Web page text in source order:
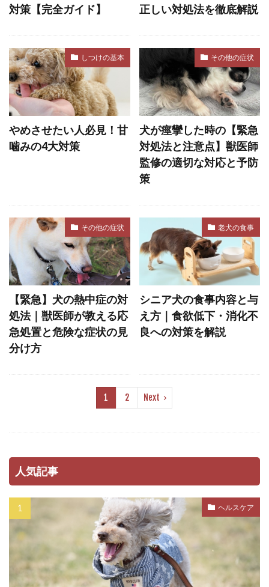
ペットシッター
ペットシーツ
ホエールアイ
ホリホリ
ホルモン
ホルモンバランス
ホームケア
ボディコンディションスコア
ボディランゲージ
ボディーランゲージ
ポイント
ポジティブ
ポジティブトレーニング
ポジティブループ
ポジティブ・トレーニング
マズルコントロール
マダニ
マッサージ
マテ
マナー
マナーウェア
マナーベルト
マネジメント
マラセチア
マンション
マンション暮らし
マーカー
マーキング
ミクロフィリア
ミックストコフェロール
メカニズム
メンタルケア
モンローウォーク
ライフスタイル
ラダーオブアグレッション
ラダー・オブ・アグレッション
リスク
リスクヘッジ
リソースガーディング
リダイレクション
リップラッキング
リハビリ
リラックス
リーシュリアクティビティ
リーダー
リーダーウォーク
リード
リードショック
リードトレーニング
リード・ディップ
対策【完全ガイド】
正しい対処法を徹底解説
しつけの基本
やめさせたい人必見！甘
噛みの4大対策
その他の症状
犬が痙攣した時の【緊急
対処法と注意点】獣医師
監修の適切な対応と予防
策
その他の症状
【緊急】犬の熱中症の対
処法｜獣医師が教える応
急処置と危険な症状の見
分け方
老犬の食事
シニア犬の食事内容と与
え方｜食欲低下・消化不
良への対策を解説
1 2 Next
人気記事
ヘルスケア